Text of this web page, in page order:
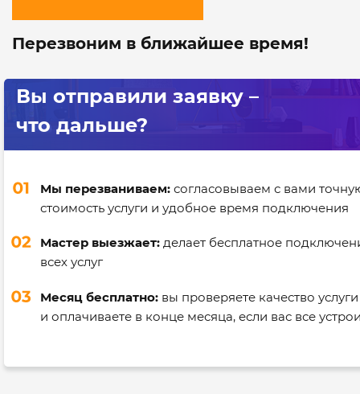
Перезвоним в ближайшее время!
Мы перезваниваем: согласовываем с вами
стоимость услуги и удобное время подключения
Вы отправили заявку –
что дальше?
Мастер выезжает: делает бесплатное
всех услуг
Месяц бесплатно: вы проверяете качество услуги
и оплачиваете в конце месяца, если вас все